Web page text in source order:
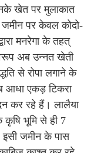
खेत पर मुलाकात
पर केवल कोदो-
मनरेगा के तहत्
अब उन्नत खेती
से रोपा लगाने के
आधा एकड़ टिकरा
कर रहे हैं। लालैया
भूमि से ही 7
इसी जमीन के पास